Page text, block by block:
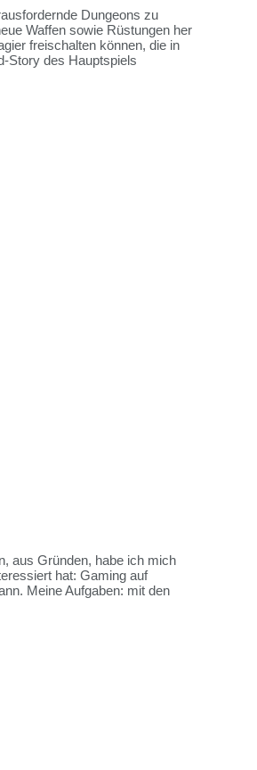
Dungeons zu
Waffen sowie Rüstungen her
freischalten können, die in
Story des Hauptspiels
aus Gründen, habe ich mich
hat: Gaming auf
Meine Aufgaben: mit den